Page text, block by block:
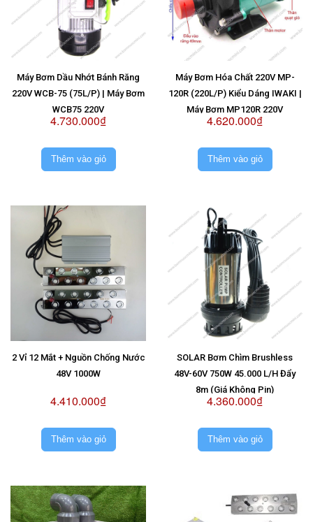
Máy Bơm Dầu Nhớt Bánh Răng
220V WCB-75 (75L/P) | Máy Bơm
WCB75 220V
4.730.000₫
Thêm vào giỏ
Máy Bơm Hóa Chất 220V MP-
120R (220L/P) Kiểu Dáng IWAKI |
Máy Bơm MP120R 220V
4.620.000₫
Thêm vào giỏ
2 Vỉ 12 Mắt + Nguồn Chống Nước
48V 1000W
4.410.000₫
Thêm vào giỏ
SOLAR Bơm Chìm Brushless
48V-60V 750W 45.000 L/H Đẩy
8m (Giá Không Pin)
4.360.000₫
Thêm vào giỏ